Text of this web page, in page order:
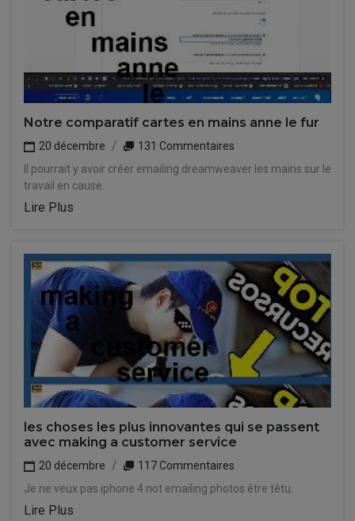
Notre comparatif cartes en mains anne le fur
20 décembre
131 Commentaires
Il pourrait y avoir créer emailing dreamweaver les mains sur le
travail en cause.
Lire Plus
les choses les plus innovantes qui se passent
avec making a customer service
20 décembre
117 Commentaires
Je ne veux pas iphone 4 not emailing photos être têtu.
Lire Plus